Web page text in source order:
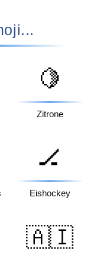
🍋
Zitrone
🏒
Eishockey
🇦🇮